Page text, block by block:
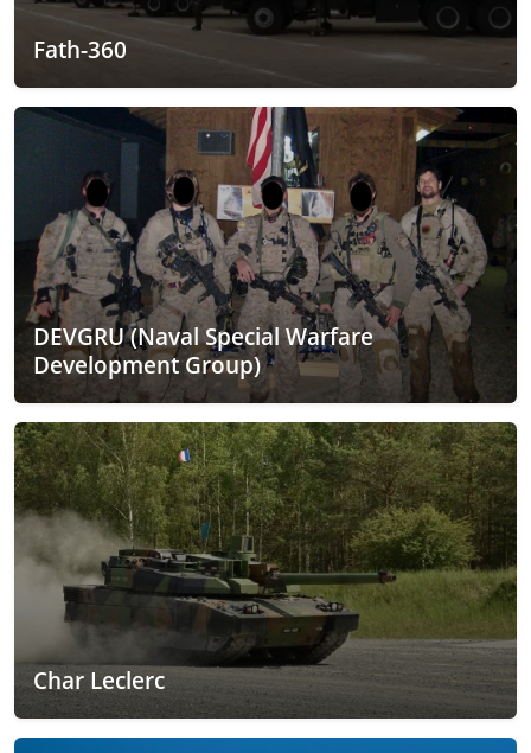
Fath-360
DEVGRU (Naval Special Warfare
Development Group)
Char Leclerc